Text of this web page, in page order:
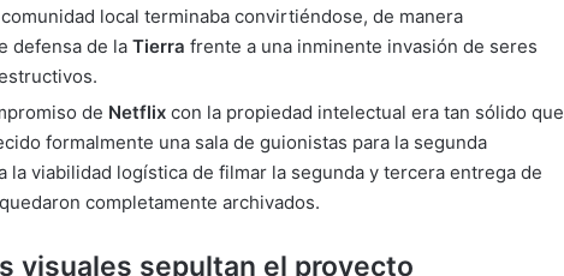
local terminaba convirtiéndose, de manera
defensa de laTierrafrente a una inminente invasión de seres
de Netflixcon la propiedad intelectual era tan sólido que
formalmente una sala de guionistas para la segunda
la viabilidad logística de filmar la segunda y tercera entrega de
completamente archivados.
visuales sepultan el proyecto